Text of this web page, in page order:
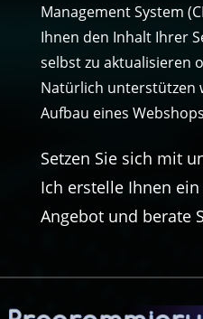
Management System
Ihnen den Inhalt Ihrer
selbst zu aktualisieren
Natürlich unterstützen
Aufbau eines
Setzen Sie sich mit
Ich erstelle Ihnen
Angebot und berate